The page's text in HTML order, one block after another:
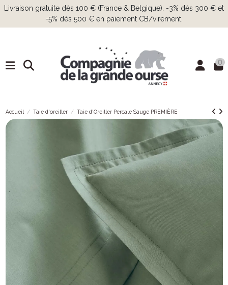
Livraison gratuite dès 100 € (France & Belgique). -3% dès 300 € et
-5% dès 500 € en paiement CB/virement.
0
Accueil Taie d'oreiller Taie d'Oreiller Percale Sauge PREMIÈRE